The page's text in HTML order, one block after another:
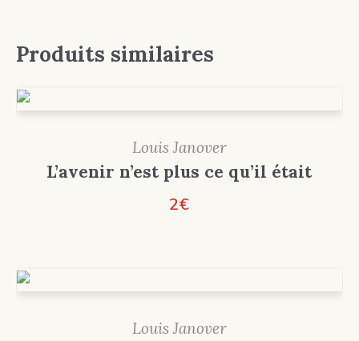
Produits similaires
Louis Janover
L’avenir n’est plus ce qu’il était
2€
Louis Janover